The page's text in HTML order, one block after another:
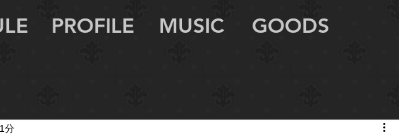
PROFILE MUSIC GOODS
分